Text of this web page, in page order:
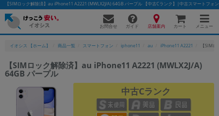
【SIMロック解除済】au iPhone11 A2221 (MWLX2J/A) 64GB パープル 【中古Cランク】|中古スマートフォ
お問合せ ガイド 店舗案内 カート メニュー
イオシス 【ホーム】 商品一覧 スマートフォン iphone11 au iPhone11 A2221 【SIM
【SIMロック解除済】au iPhone11 A2221 (MWLX2J/A)
64GB パープル
中古Cランク
かんたんパソコン検索に切り替える
フリーワード